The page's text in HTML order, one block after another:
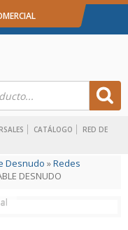
CATÁLOGO
RED DE
Desnudo »Redes
DESNUDO